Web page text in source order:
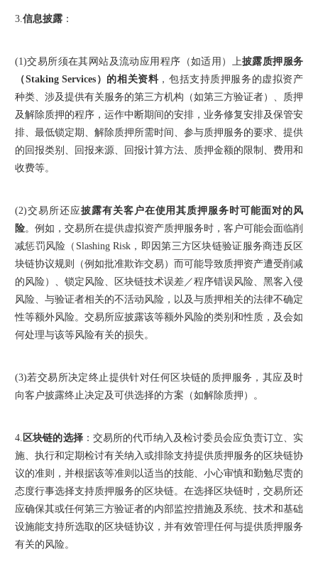
3.信息披露 ：
(1)交易所须在其网站及流动应用程序（如适用）上披露质押服务
（Staking Services）的相关资料 ，包括支持质押服务的虚拟资产
种类、涉及提供有关服务的第三方机构（如第三方验证者）、质押
及解除质押的程序，运作中断期间的安排，业务修复安排及保管安
排、最低锁定期、解除质押所需时间、参与质押服务的要求、提供
的回报类别、回报来源、回报计算方法、质押金额的限制、费用和
收费等。
(2)交易所还应披露有关客户在使用其质押服务时可能面对的风
险。例如，交易所在提供虚拟资产质押服务时，客户可能会面临削
减惩罚风险（Slashing Risk，即因第三方区块链验证服务商违反区
块链协议规则（例如批准欺诈交易）而可能导致质押资产遭受削减
的风险）、锁定风险、区块链技术误差／程序错误风险、黑客入侵
风险、与验证者相关的不活动风险，以及与质押相关的法律不确定
性等额外风险。交易所应披露该等额外风险的类别和性质，及会如
何处理与该等风险有关的损失。
(3)若交易所决定终止提供针对任何区块链的质押服务，其应及时
向客户披露终止决定及可供选择的方案（如解除质押）。
4. 区块链的选择：交易所的代币纳入及检讨委员会应负责订立、实
施、执行和定期检讨有关纳入或排除支持提供质押服务的区块链协
议的准则，并根据该等准则以适当的技能、小心审慎和勤勉尽责的
态度行事选择支持质押服务的区块链。在选择区块链时，交易所还
应确保其或任何第三方验证者的内部监控措施及系统、技术和基础
设施能支持所选取的区块链协议，并有效管理任何与提供质押服务
有关的风险。